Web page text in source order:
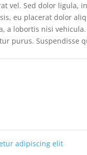
vel. Sed dolor ligula,
eu placerat dolor
a lobortis nisi
purus. Suspendisse
adipiscing elit